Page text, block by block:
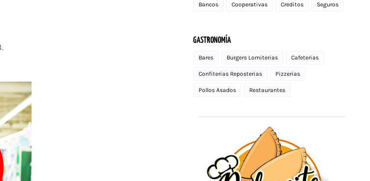
Bancos Cooperativas Creditos Seguros
GASTRONOMÍA
Bares Burgers Lomiterias Cafeterias
Confiterias Reposterias Pizzerias
Pollos Asados Restaurantes